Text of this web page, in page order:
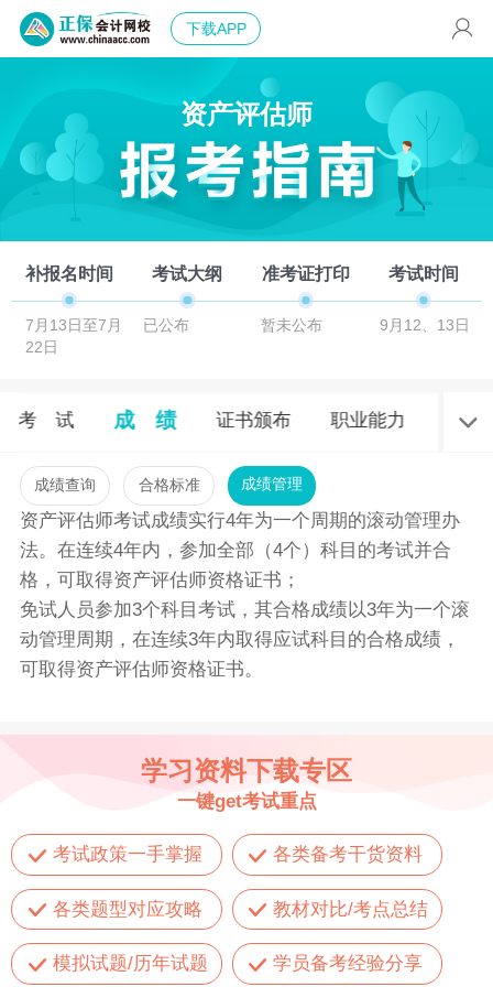
下载APP
资产评估师
补报名时间
7月13日至7月
22日
考试大纲
已公布
准考证打印
暂未公布
考试时间
9月12、13日
考 试 成 绩 证书颁布 职业能力 辅导
成绩查询 合格标准 成绩管理
资产评估师考试成绩实行4年为一个周期的滚动管理办
法。在连续4年内，参加全部（4个）科目的考试并合
格，可取得资产评估师资格证书；
免试人员参加3个科目考试，其合格成绩以3年为一个滚
动管理周期，在连续3年内取得应试科目的合格成绩，
可取得资产评估师资格证书。
学习资料下载专区
一键get考试重点
考试政策一手掌握 各类备考干货资料
各类题型对应攻略 教材对比/考点总结
模拟试题/历年试题 学员备考经验分享